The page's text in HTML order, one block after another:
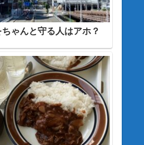
ゃんと守る人はアホ？